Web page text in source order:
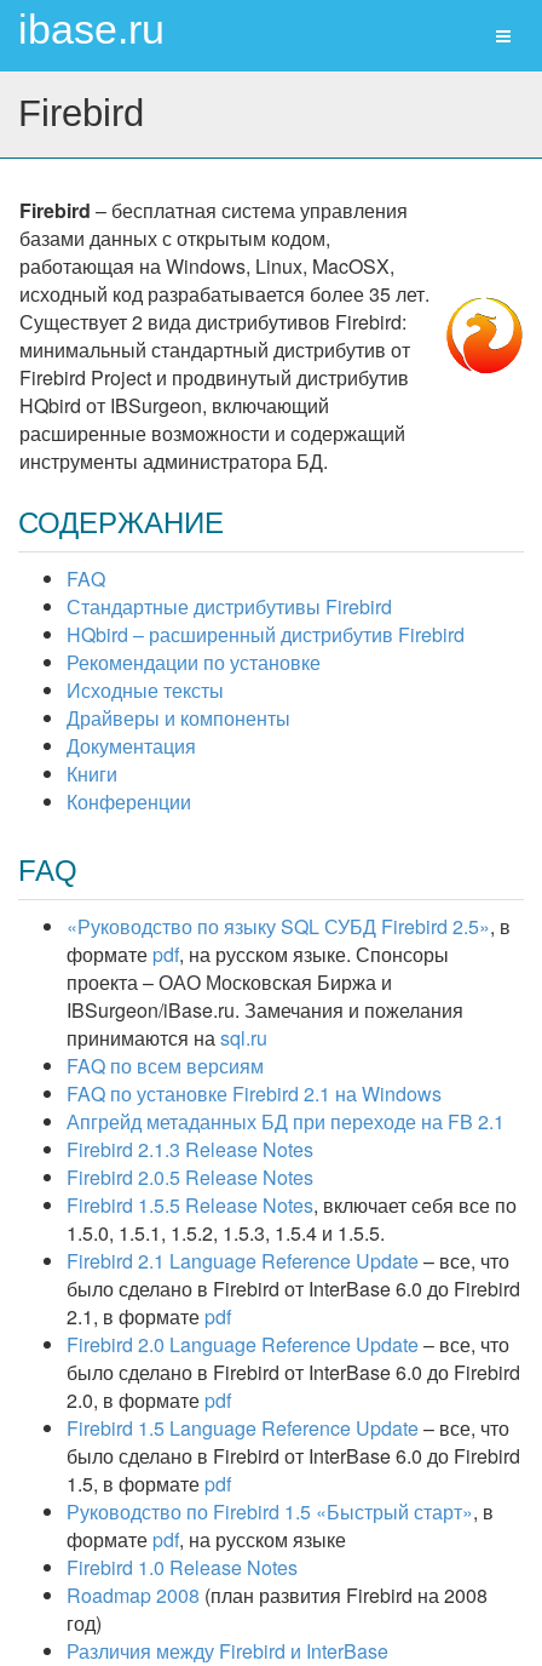
ibase.ru
Firebird
Firebird – бесплатная система управления
базами данных с открытым кодом,
работающая на Windows, Linux, MacOSX,
исходный код разрабатывается более 35 лет.
Существует 2 вида дистрибутивов Firebird:
минимальный стандартный дистрибутив от
Firebird Project и продвинутый дистрибутив
HQbird от IBSurgeon, включающий
расширенные возможности и содержащий
инструменты администратора БД.
СОДЕРЖАНИЕ
FAQ
Стандартные дистрибутивы Firebird
HQbird – расширенный дистрибутив Firebird
Рекомендации по установке
Исходные тексты
Драйверы и компоненты
Документация
Книги
Конференции
FAQ
«Руководство по языку SQL СУБД Firebird 2.5», в
формате pdf, на русском языке. Спонсоры
проекта – ОАО Московская Биржа и
IBSurgeon/iBase.ru. Замечания и пожелания
принимаются наsql.ru
FAQ по всем версиям
FAQ по установке Firebird 2.1 на Windows
Апгрейд метаданных БД при переходе на FB 2.1
Firebird 2.1.3 Release Notes
Firebird 2.0.5 Release Notes
Firebird 1.5.5 Release Notes, включает себя все по
1.5.0, 1.5.1, 1.5.2, 1.5.3, 1.5.4 и 1.5.5.
Firebird 2.1 Language Reference Update– все, что
было сделано в Firebird от InterBase 6.0 до Firebird
2.1, в формате pdf
Firebird 2.0 Language Reference Update– все, что
было сделано в Firebird от InterBase 6.0 до Firebird
2.0, в формате pdf
Firebird 1.5 Language Reference Update– все, что
было сделано в Firebird от InterBase 6.0 до Firebird
1.5, в формате pdf
Руководство по Firebird 1.5 «Быстрый старт», в
формате pdf, на русском языке
Firebird 1.0 Release Notes
Roadmap 2008 (план развития Firebird на 2008
год)
Различия между Firebird и InterBase